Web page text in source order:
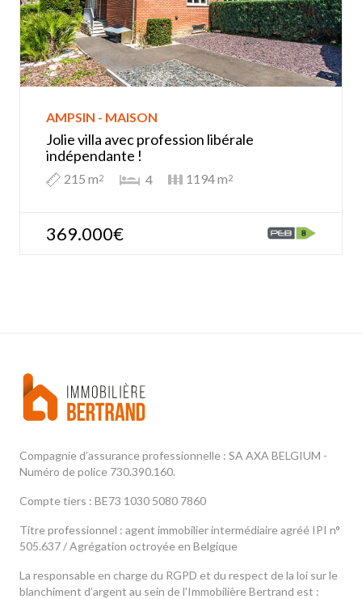
AMPSIN - MAISON
Jolie villa avec profession libérale
indépendante !
215 m2 4 1194 m2
369.000€
Compagnie d’assurance professionnelle : SA AXA BELGIUM -
Numéro de police 730.390.160.
Compte tiers : BE73 1030 5080 7860
Titre professionnel : agent immobilier intermédiaire agréé IPI n°
505.637 / Agrégation octroyée en Belgique
La responsable en charge du RGPD et du respect de la loi sur le
blanchiment d’argent au sein de l'Immobilière Bertrand est :